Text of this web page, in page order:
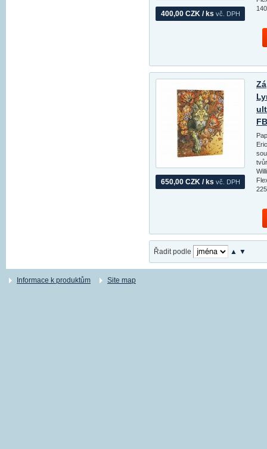
400,00 CZK / ks vč. DPH
650,00 CZK / ks vč. DPH
Řadit podle ▲ ▼
Informace k produktům Site map